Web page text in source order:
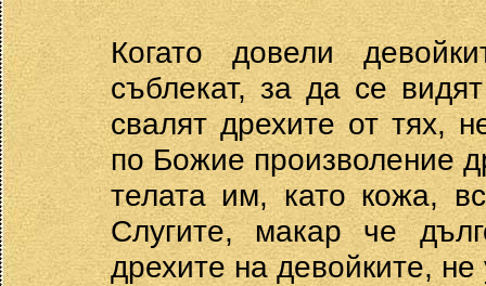
Когато довели
съблекат, за да се
свалят дрехите от тях,
по Божие произволение
телата им, като кожа,
Слугите, макар че
дрехите на девойките, не